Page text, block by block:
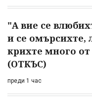
"А вие се
и се омърсихте,
крихте много от
(ОТКЪС)
преди 1 час